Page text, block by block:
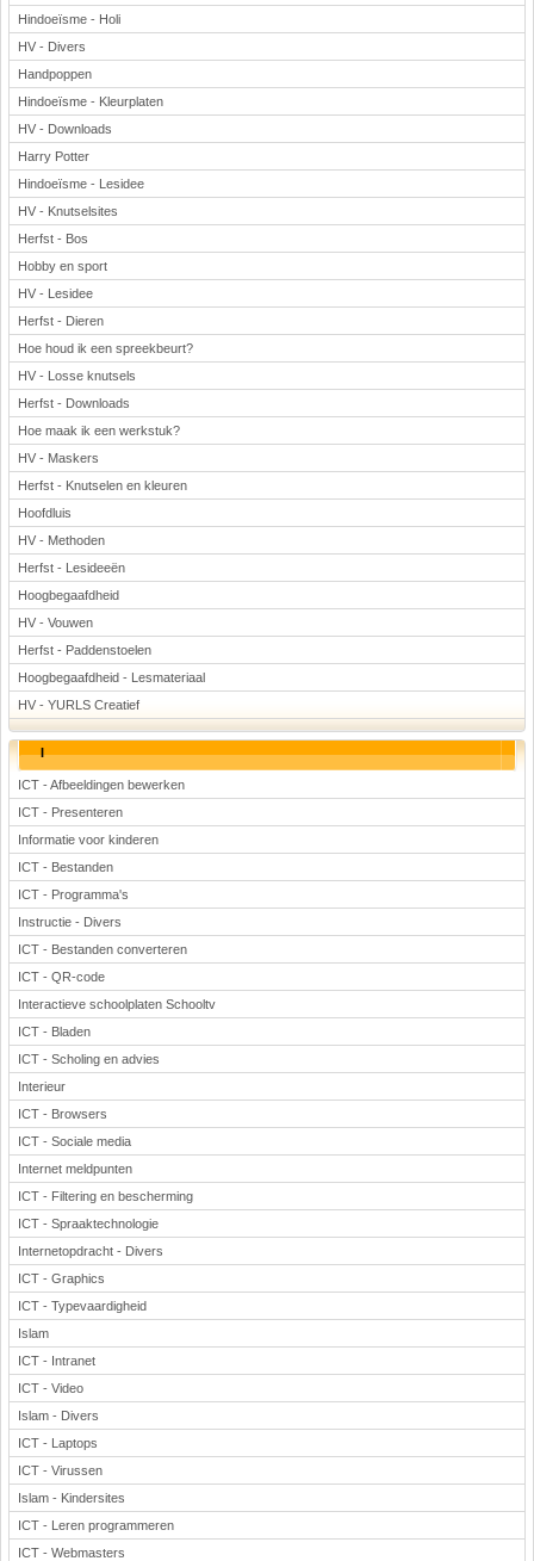
Hindoeïsme - Holi
HV - Divers
Handpoppen
Hindoeïsme - Kleurplaten
HV - Downloads
Harry Potter
Hindoeïsme - Lesidee
HV - Knutselsites
Herfst - Bos
Hobby en sport
HV - Lesidee
Herfst - Dieren
Hoe houd ik een spreekbeurt?
HV - Losse knutsels
Herfst - Downloads
Hoe maak ik een werkstuk?
HV - Maskers
Herfst - Knutselen en kleuren
Hoofdluis
HV - Methoden
Herfst - Lesideeën
Hoogbegaafdheid
HV - Vouwen
Herfst - Paddenstoelen
Hoogbegaafdheid - Lesmateriaal
HV - YURLS Creatief
I
ICT - Afbeeldingen bewerken
ICT - Presenteren
Informatie voor kinderen
ICT - Bestanden
ICT - Programma's
Instructie - Divers
ICT - Bestanden converteren
ICT - QR-code
Interactieve schoolplaten Schooltv
ICT - Bladen
ICT - Scholing en advies
Interieur
ICT - Browsers
ICT - Sociale media
Internet meldpunten
ICT - Filtering en bescherming
ICT - Spraaktechnologie
Internetopdracht - Divers
ICT - Graphics
ICT - Typevaardigheid
Islam
ICT - Intranet
ICT - Video
Islam - Divers
ICT - Laptops
ICT - Virussen
Islam - Kindersites
ICT - Leren programmeren
ICT - Webmasters